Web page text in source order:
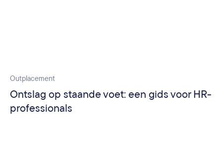
Outplacement
Ontslag op staande voet: een gids voor HR-
professionals